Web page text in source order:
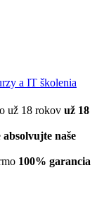
už 18
absolvujte naše
100% garancia